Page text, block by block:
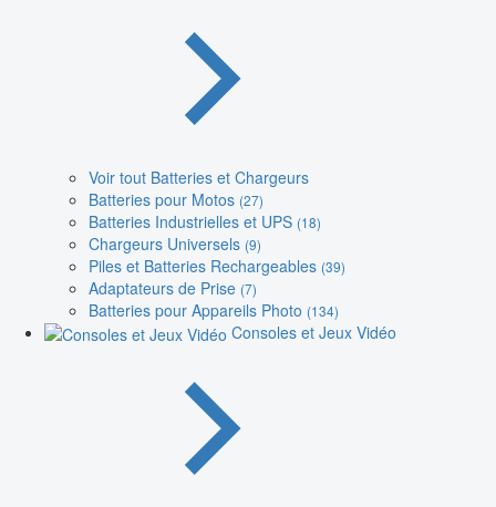
Voir tout Batteries et Chargeurs
Batteries pour Motos (27)
Batteries Industrielles et UPS (18)
Chargeurs Universels (9)
Piles et Batteries Rechargeables (39)
Adaptateurs de Prise (7)
Batteries pour Appareils Photo (134)
Consoles et Jeux Vidéo